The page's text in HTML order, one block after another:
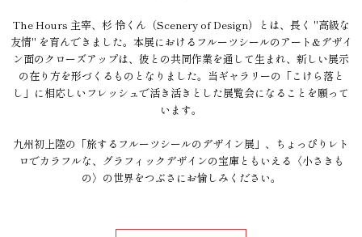
The Hours 主宰、杉 怜くん（Scenery of Design）とは、長く "高級な
友情" を育んできました。本展におけるフルーツシールのアート&デザイ
ン面のクローズアップは、彼との共同作業を通して生まれ、新しい展示
の在り方を形づくるものとなりました。当ギャラリーの「こけら落と
し」に相応しいフレッシュで活き活きとした展覧会になることを願って
います。
九州初上陸の「旅するフルーツシールのデザイン展」、ちょっぴりレト
ロでカラフルな、グラフィックデザインの宝庫ともいえる〈小さきも
の〉の世界をつぶさにお愉しみください。